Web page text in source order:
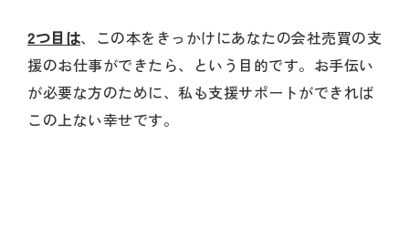
2つ目は、この本をきっかけにあなたの会社売買の支
援のお仕事ができたら、という目的です。お手伝い
が必要な方のために、私も支援サポートができれば
この上ない幸せです。